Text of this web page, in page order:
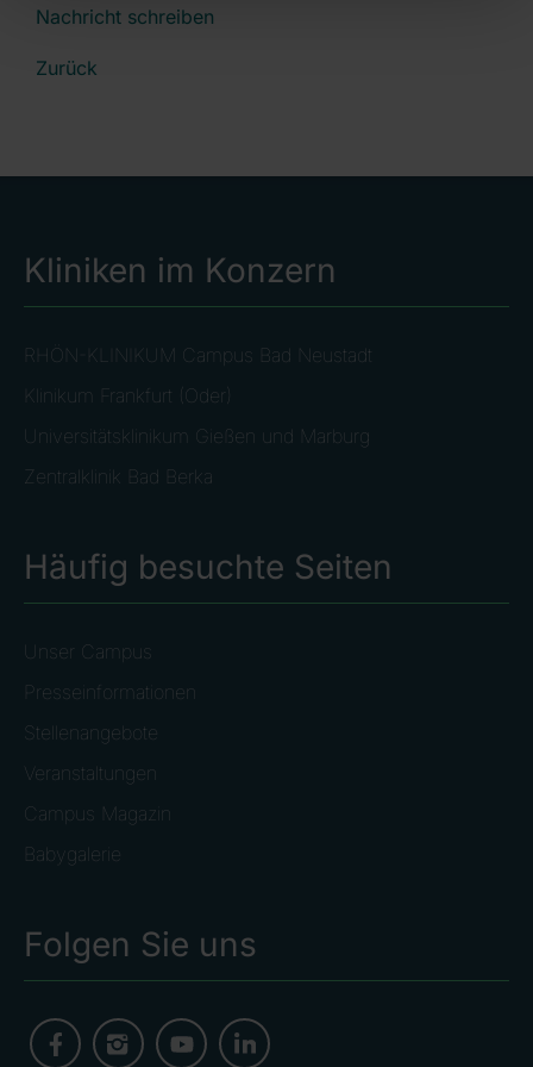
Nachricht schreiben
Zurück
Kliniken im Konzern
RHÖN-KLINIKUM Campus Bad Neustadt
Klinikum Frankfurt (Oder)
Universitätsklinikum Gießen und Marburg
Zentralklinik Bad Berka
Häufig besuchte Seiten
Unser Campus
Presseinformationen
Stellenangebote
Veranstaltungen
Campus Magazin
Babygalerie
Folgen Sie uns